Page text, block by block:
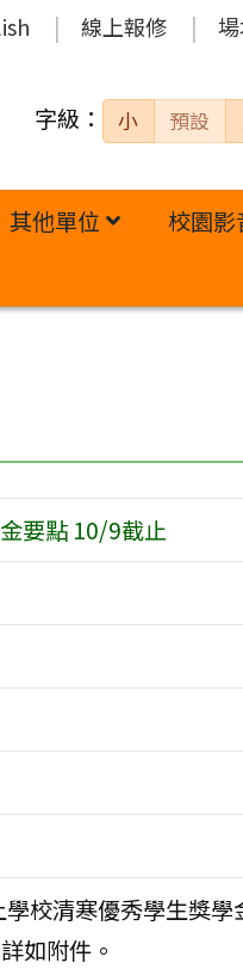
線上報修
字級： 小 預設
其他單位 校園影
要點 10/9截止
校清寒優秀學生獎學
如附件。